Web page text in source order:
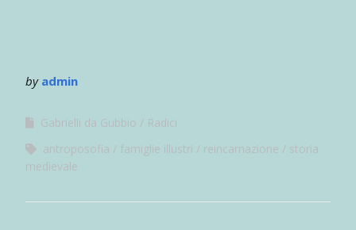
by admin
Gabrielli da Gubbio
Radici
antroposofia
famiglie illustri reincarnazione
storia
medievale